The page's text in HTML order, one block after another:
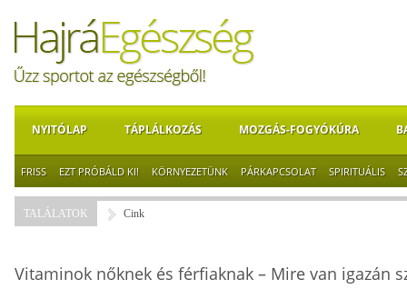
NYITÓLAP TÁPLÁLKOZÁS MOZGÁS-FOGYÓKÚRA
FRISS EZT PRÓBÁLD KI! KÖRNYEZETÜNK PÁRKAPCSOLAT SPIRITUÁLIS
TALÁLATOK Cink
Vitaminok nőknek és férfiaknak – Mire van igazán